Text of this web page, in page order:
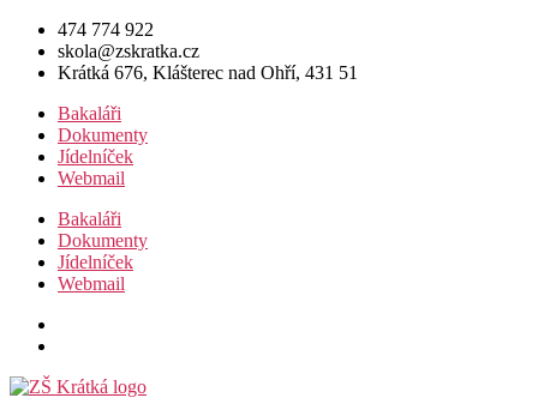
Přejít
obsahu
474 774 922
skola@zskratka.cz
Krátká 676, Klášterec nad Ohří, 431 51
Bakaláři
Dokumenty
Jídelníček
Webmail
Bakaláři
Dokumenty
Jídelníček
Webmail